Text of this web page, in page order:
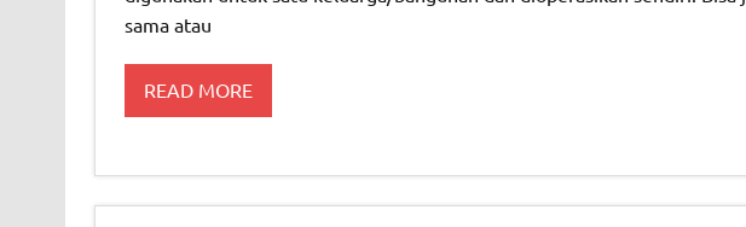
sama atau
READ MORE